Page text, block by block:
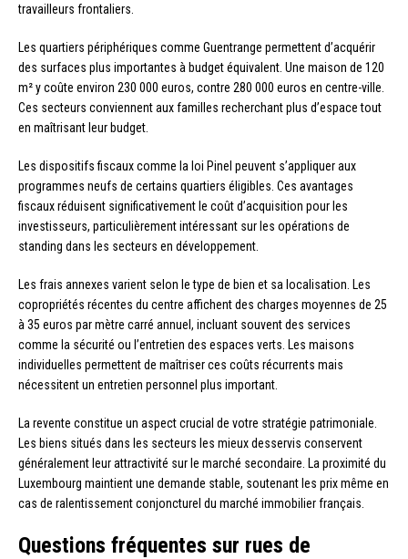
travailleurs frontaliers.
Les quartiers périphériques comme Guentrange permettent d’acquérir
des surfaces plus importantes à budget équivalent. Une maison de 120
m² y coûte environ 230 000 euros, contre 280 000 euros en centre-ville.
Ces secteurs conviennent aux familles recherchant plus d’espace tout
en maîtrisant leur budget.
Les dispositifs fiscaux comme la loi Pinel peuvent s’appliquer aux
programmes neufs de certains quartiers éligibles. Ces avantages
fiscaux réduisent significativement le coût d’acquisition pour les
investisseurs, particulièrement intéressant sur les opérations de
standing dans les secteurs en développement.
Les frais annexes varient selon le type de bien et sa localisation. Les
copropriétés récentes du centre affichent des charges moyennes de 25
à 35 euros par mètre carré annuel, incluant souvent des services
comme la sécurité ou l’entretien des espaces verts. Les maisons
individuelles permettent de maîtriser ces coûts récurrents mais
nécessitent un entretien personnel plus important.
La revente constitue un aspect crucial de votre stratégie patrimoniale.
Les biens situés dans les secteurs les mieux desservis conservent
généralement leur attractivité sur le marché secondaire. La proximité du
Luxembourg maintient une demande stable, soutenant les prix même en
cas de ralentissement conjoncturel du marché immobilier français.
Questions fréquentes sur rues de